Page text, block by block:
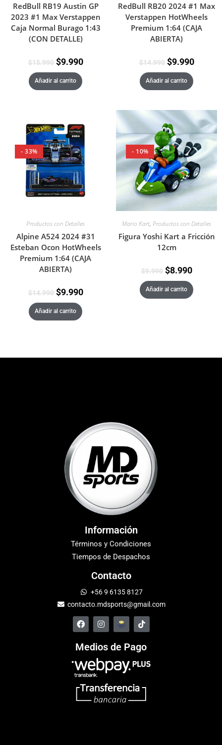
RedBull RB19 Austin GP
2023 #1 Max Verstappen
Caja Normal Burago 1:43
(CON DETALLE)
$15.990 $9.990
Añadir al carrito
RedBull RB20 2024 #1 Max
Verstappen HotWheels
Premium 1:64 (CAJA
ABIERTA)
$14.990 $9.990
Añadir al carrito
- 33%
Productos con Detalles
Alpine A524 2024 #31
Esteban Ocon HotWheels
Premium 1:64 (CAJA
ABIERTA)
$14.990 $9.990
Añadir al carrito
- 10%
Mario Kart, Productos con Detalles
Figura Yoshi Kart a Fricción
12cm
$9.990 $8.990
Añadir al carrito
Información
Términos y Condiciones
Tiempos de Despachos
Contacto
+56 9 6135 8127
contacto.mdsports@gmail.com
Medios de Pago